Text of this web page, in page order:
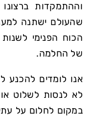
וההתמקדות
שהעולם ישתנה
הכוח הפנימי
של החלמה.
אנו לומדים להכנע
לא לנסות לשלוט
במקום לחלום על